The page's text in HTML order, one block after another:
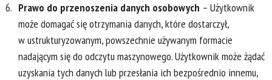
Prawo do przenoszenia danych osobowych – Użytkownik
może domagać się otrzymania danych, które dostarczył,
w ustrukturyzowanym, powszechnie używanym formacie
nadającym się do odczytu maszynowego. Użytkownik może żądać
uzyskania tych danych lub przesłania ich bezpośrednio innemu,